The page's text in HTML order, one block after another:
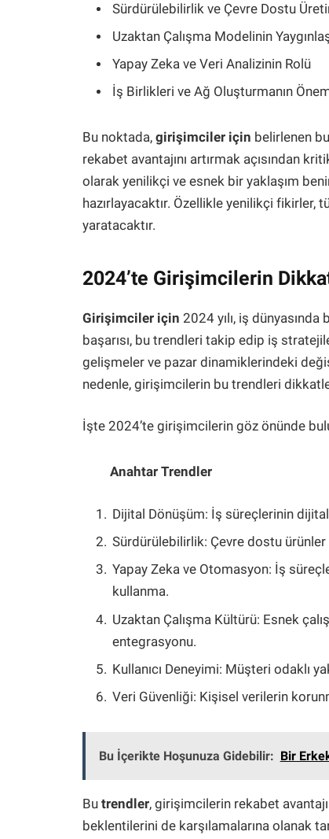
Sürdürülebilirlik ve Çevre Dostu
Uzaktan Çalışma Modelinin
Yapay Zeka ve Veri Analizinin Rolü
İş Birlikleri ve Ağ Oluşturmanın
Bu noktada,girişimciler için belirlenen
rekabet avantajını artırmak açısından
olarak yenilikçi ve esnek bir yaklaşım
hazırlayacaktır. Özellikle yenilikçi
yaratacaktır.
2024’te Girişimcilerin
Girişimciler için 2024 yılı, iş
başarısı, bu trendleri takip edip iş
gelişmeler ve pazar dinamiklerindeki
nedenle, girişimcilerin bu trendleri
İşte 2024’te girişimcilerin göz önünde
Anahtar Trendler
Dijital Dönüşüm: İş süreçlerinin
Sürdürülebilirlik: Çevre dostu
Yapay Zeka ve Otomasyon: İş
kullanma.
Uzaktan Çalışma Kültürü: Esnek
entegrasyonu.
Kullanıcı Deneyimi: Müşteri odaklı
Veri Güvenliği: Kişisel verilerin
Bu İçerikte Hoşunuza Gidebilir: Bir
Butrendler, girişimcilerin rekabet
beklentilerini de karşılamalarına olanak